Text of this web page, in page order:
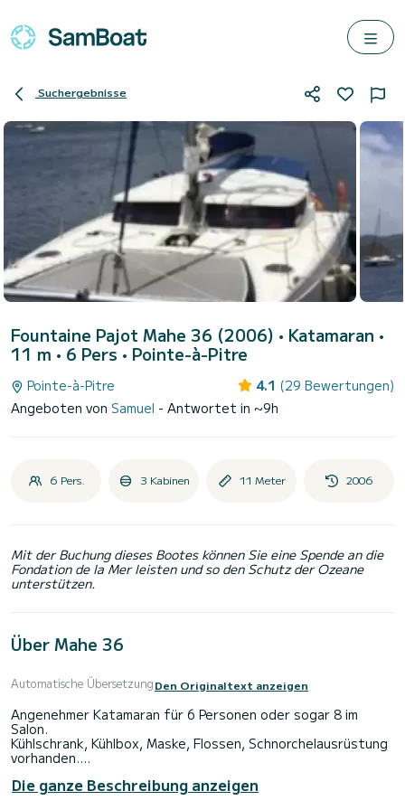
Suchergebnisse
Fountaine Pajot Mahe 36 (2006) • Katamaran •
11 m • 6 Pers • Pointe-à-Pitre
Pointe-à-Pitre 4.1 (29 Bewertungen)
Angeboten von Samuel - Antwortet in ~9h
6 Pers. 3 Kabinen 11 Meter 2006
Mit der Buchung dieses Bootes können Sie eine Spende an die
Fondation de la Mer leisten und so den Schutz der Ozeane
unterstützen.
Über Mahe 36
Automatische ÜbersetzungDen Originaltext anzeigen
Angenehmer Katamaran für 6 Personen oder sogar 8 im
Salon.
Kühlschrank, Kühlbox, Maske, Flossen, Schnorchelausrüstung
vorhanden.
Einige Ausrüstungsgegenstände stammen aus dem Jahr
2017: Großsegel, Windschutzscheibe, Nebenmotor,
Die ganze Beschreibung anzeigen